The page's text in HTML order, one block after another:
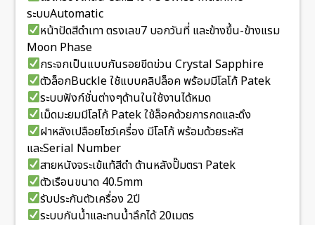
ระบบAutomatic
หน้าปัดสีดำเทา ตรงเลข7 บอกวันที่ และข้างขึ้น-ข้างแรม
Moon Phase
กระจกเป็นแบบกันรอยขีดข่วน Crystal Sapphire
ตัวล็อกBuckle ใช้แบบคลิปล็อค พร้อมมีโลโก้ Patek
ระบบฟังก์ชั่นต่างๆด้านในใช้งานได้หมด
เม็ดมะยมมีโลโก้ Patek ใช้ล็อคด้วยการกดและดึง
ฝาหลังเปลือยโชว์เครื่อง มีโลโก้ พร้อมด้วยระหัส
และSerial Number
สายหนังจระเข้แท้สีดำ ด้านหลังปั๊มตรา Patek
ตัวเรือนขนาด 40.5mm
รับประกันตัวเครื่อง 2ปี
ระบบกันน้ำและทนน้ำลึกได้ 20เมตร